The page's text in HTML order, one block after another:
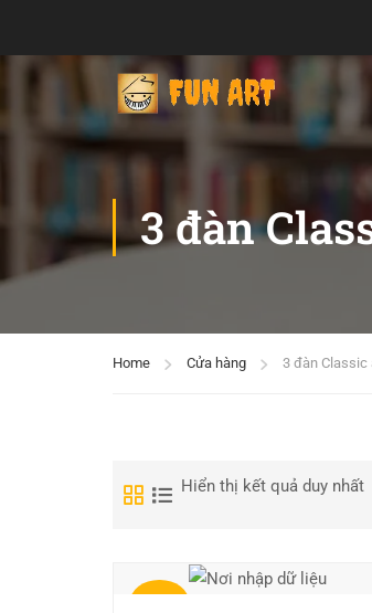
3 đàn
Home Cửa hàng 3 đàn Classic
Hiển thị kết quả duy nhất